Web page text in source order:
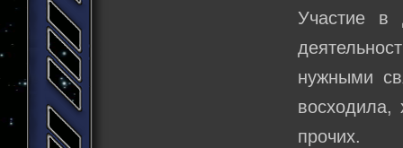
Участие в
нужными
прочих.